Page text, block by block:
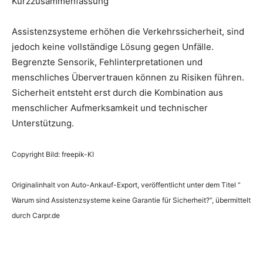
Assistenzsysteme erhöhen die Verkehrssicherheit, sind
jedoch keine vollständige Lösung gegen Unfälle.
Begrenzte Sensorik, Fehlinterpretationen und
menschliches Übervertrauen können zu Risiken führen.
Sicherheit entsteht erst durch die Kombination aus
menschlicher Aufmerksamkeit und technischer
Unterstützung.
Copyright Bild: freepik-KI
Originalinhalt von Auto-Ankauf-Export, veröffentlicht unter dem Titel “
Warum sind Assistenzsysteme keine Garantie für Sicherheit?“, übermittelt
durch Carpr.de